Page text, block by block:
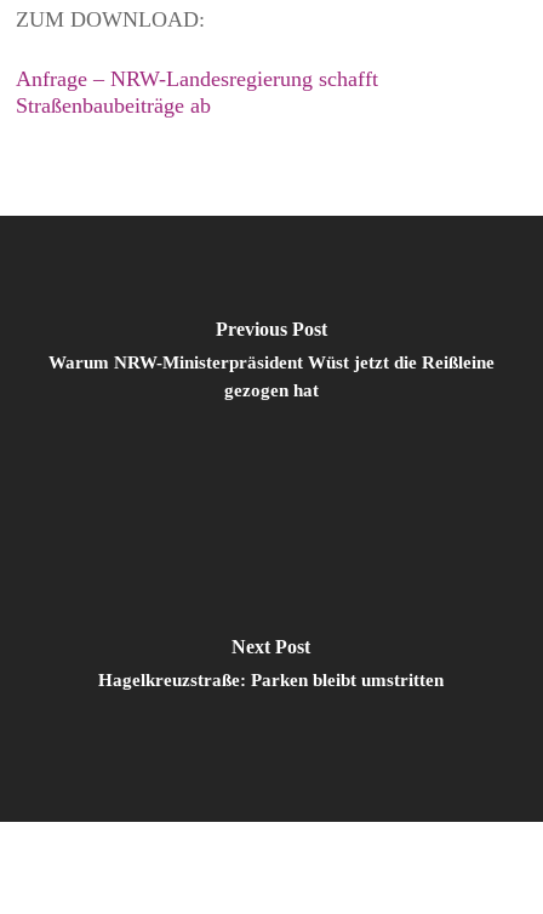
ZUM DOWNLOAD:
Anfrage – NRW-Landesregierung schafft
Straßenbaubeiträge ab
Previous Post
Warum NRW-Ministerpräsident Wüst jetzt die Reißleine
gezogen hat
Next Post
Hagelkreuzstraße: Parken bleibt umstritten